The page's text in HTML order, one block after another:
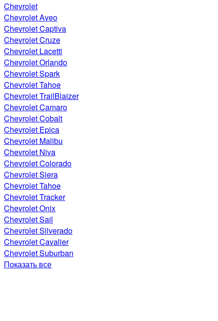
Chevrolet
Chevrolet Aveo
Chevrolet Captiva
Chevrolet Cruze
Chevrolet Lacetti
Chevrolet Orlando
Chevrolet Spark
Chevrolet Tahoe
Chevrolet TrailBlaizer
Chevrolet Camaro
Chevrolet Cobalt
Chevrolet Epica
Chevrolet Malibu
Chevrolet Niva
Chevrolet Colorado
Chevrolet Siera
Chevrolet Tahoe
Chevrolet Tracker
Chevrolet Onix
Chevrolet Sail
Chevrolet Silverado
Chevrolet Cavalier
Chevrolet Suburban
Показать все